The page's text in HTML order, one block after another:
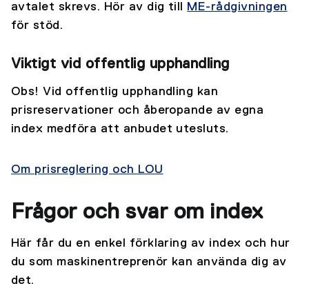
avtalet skrevs. Hör av dig till ME-rådgivningen
för stöd.
Viktigt vid offentlig upphandling
Obs! Vid offentlig upphandling kan
prisreservationer och åberopande av egna
index medföra att anbudet utesluts.
Om prisreglering och LOU
Frågor och svar om index
Här får du en enkel förklaring av index och hur
du som maskinentreprenör kan använda dig av
det.